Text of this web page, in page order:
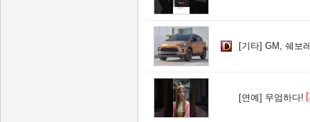
[기타] GM, 쉐보
[연예] 무엄하다!